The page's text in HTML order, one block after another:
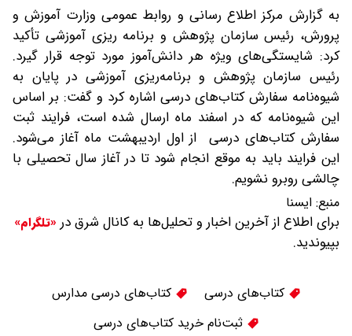
به گزارش مرکز اطلاع رسانی و روابط عمومی وزارت آموزش و
پرورش، رئیس سازمان پژوهش و برنامه ریزی آموزشی تأکید
کرد: شایستگی‌های ویژه هر دانش‌آموز مورد توجه قرار گیرد.
رئیس سازمان پژوهش و برنامه‌ریزی آموزشی در پایان به
شیوه‌نامه سفارش کتاب‌های درسی اشاره کرد و گفت: بر اساس
این شیوه‌نامه که در اسفند ماه ارسال شده است، فرایند ثبت
سفارش کتاب‌های درسی از اول اردیبهشت ماه آغاز می‌شود.
این فرایند باید به موقع انجام شود تا در آغاز سال تحصیلی با
چالشی روبرو نشویم.
منبع: ایسنا
برای اطلاع از آخرین اخبار و تحلیل‌ها به کانال شرق در «تلگرام»
بپیوندید.
کتاب‌های درسی
کتاب‌های درسی مدارس
ثبت‌نام خرید کتاب‌های درسی